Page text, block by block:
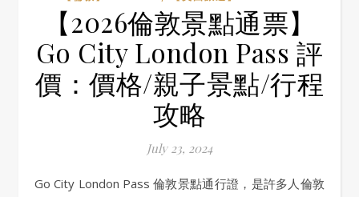
【2026倫敦景點通票】
Go City London Pass 評
價：價格/親子景點/行程
攻略
July 23, 2024
Go City London Pass 倫敦景點通行證，是許多人倫敦